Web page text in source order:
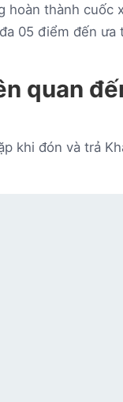
thành cuốc
05 điểm đến
quan
khi đón và trả